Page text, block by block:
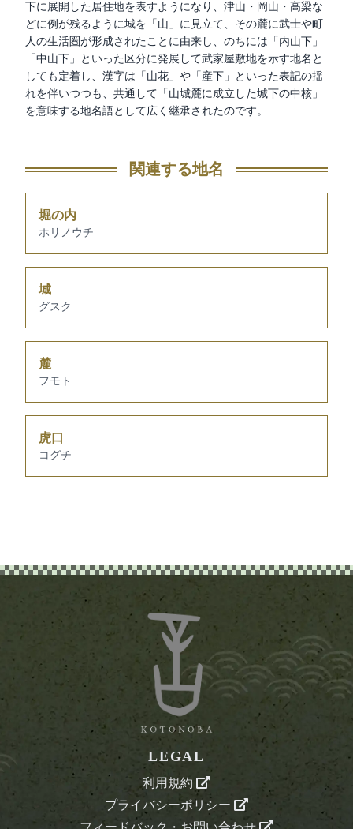
下に展開した居住地を表すようになり、津山・岡山・高梁な
どに例が残るように城を「山」に見立て、その麓に武士や町
人の生活圏が形成されたことに由来し、のちには「内山下」
「中山下」といった区分に発展して武家屋敷地を示す地名と
しても定着し、漢字は「山花」や「産下」といった表記の揺
れを伴いつつも、共通して「山城麓に成立した城下の中核」
を意味する地名語として広く継承されたのです。
関連する地名
堀の内
ホリノウチ
城
グスク
麓
フモト
虎口
コグチ
LEGAL
利用規約
プライバシーポリシー